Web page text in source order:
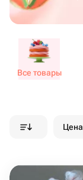
Все товары
Цена